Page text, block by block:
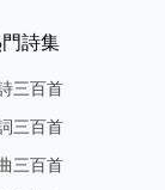
詩集
三百首
三百首
三百首